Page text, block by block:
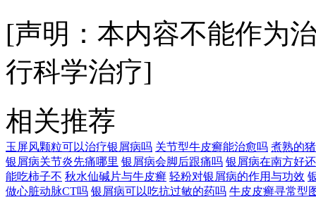
[声明：本内容不能作为
行科学治疗]
相关推荐
玉屏风颗粒可以治疗银屑病吗 关节型牛皮癣能治愈吗 煮熟的
银屑病关节炎先痛哪里 银屑病会脚后跟痛吗 银屑病在南方好
能吃柿子不 秋水仙碱片与牛皮癣 轻粉对银屑病的作用与功效
做心脏动脉CT吗 银屑病可以吃抗过敏的药吗 牛皮皮癣寻常型